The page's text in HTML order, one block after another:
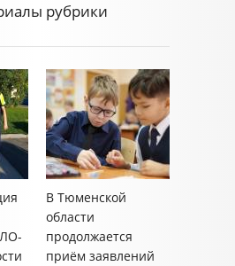
рубрики
В Тюменской
области
продолжается
приём заявлений